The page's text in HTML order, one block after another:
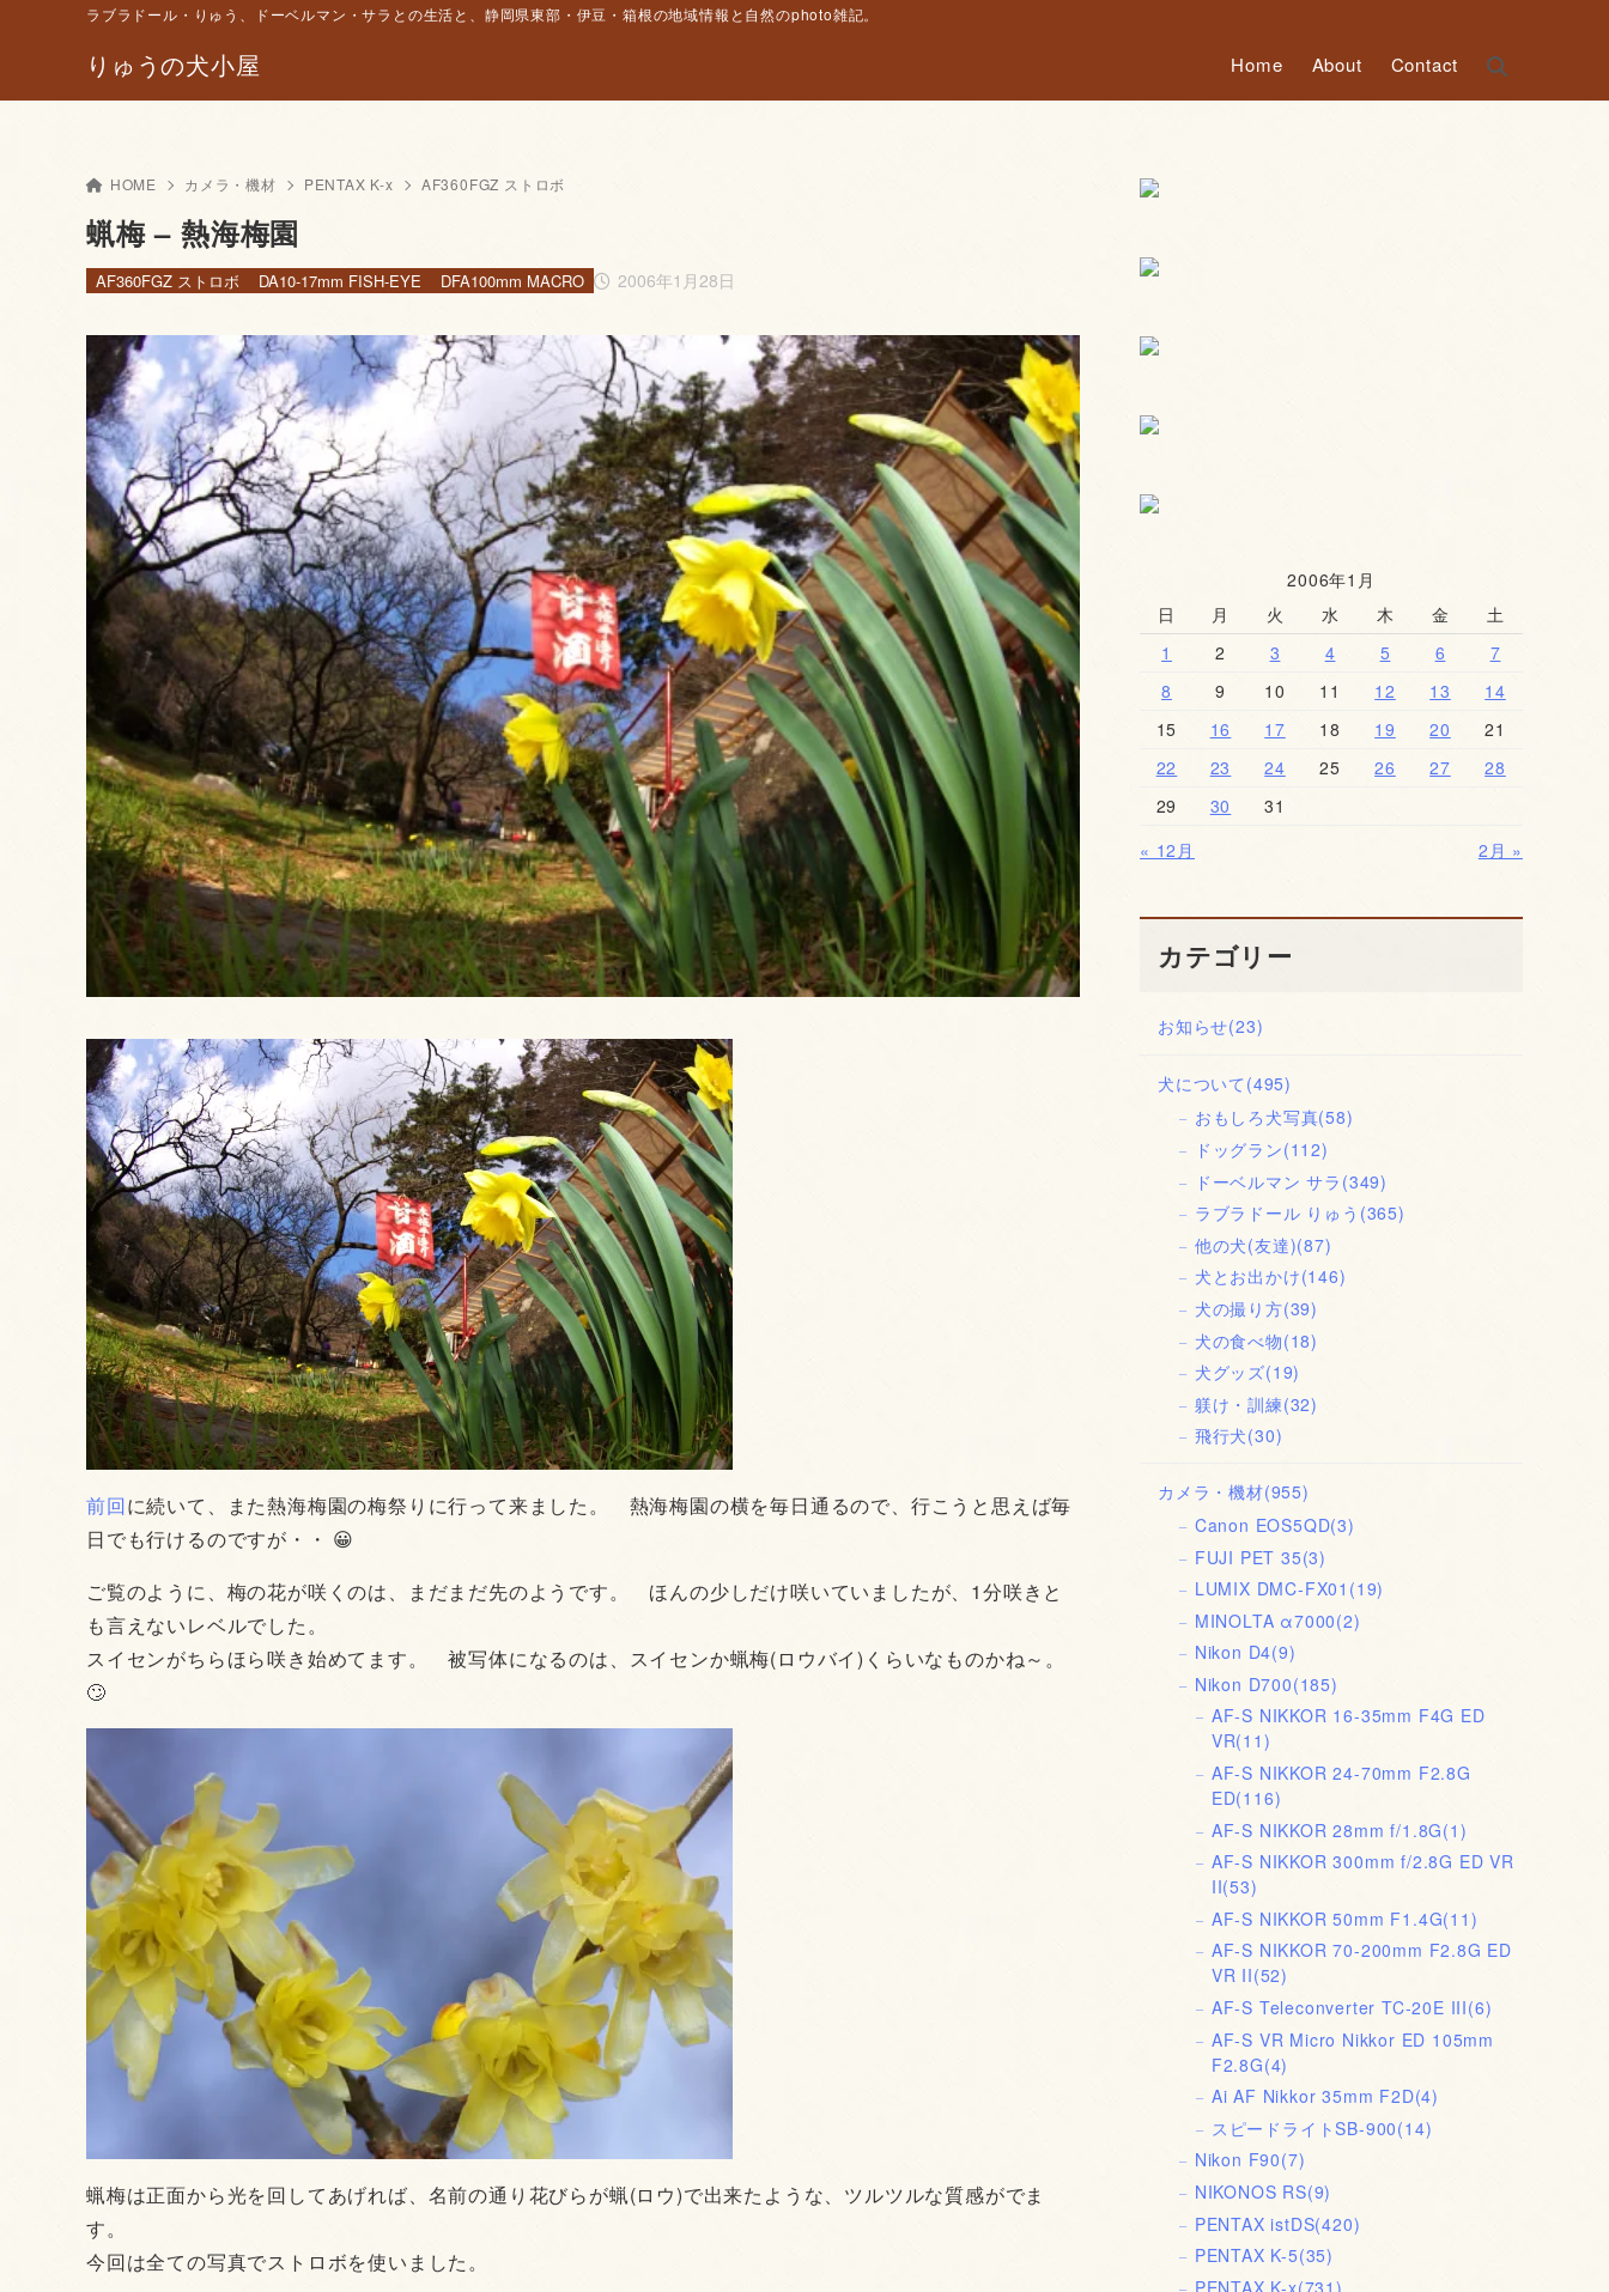
りゅうの犬小屋
ラブラドール・りゅう、ドーベルマン・サラとの生活と、静岡県東部・伊豆・箱根の地域情報と自然のphoto雑記。
Home About Contact
HOME カメラ・機材 PENTAX K-x AF360FGZ ストロボ
蝋梅 – 熱海梅園
2006年1月28日
AF360FGZ ストロボ DA10-17mm FISH-EYE DFA100mm MACRO
前回に続いて、また熱海梅園の梅祭りに行って来ました。 熱海梅園の横を毎日通るので、行こうと思えば毎
日でも行けるのですが・・ 😀
ご覧のように、梅の花が咲くのは、まだまだ先のようです。 ほんの少しだけ咲いていましたが、1分咲きと
も言えないレベルでした。
スイセンがちらほら咲き始めてます。 被写体になるのは、スイセンか蝋梅(ロウバイ)くらいなものかね～。
🙄
蝋梅は正面から光を回してあげれば、名前の通り花びらが蝋(ロウ)で出来たような、ツルツルな質感がでま
す。
今回は全ての写真でストロボを使いました。
2006年1月
日
月 火 水 木 金
土
1
2 3 4 5 6
7
8
9 10 11 12 13
14
15
16 17 18 19 20
21
22
23 24 25 26 27
28
29
30
31
« 12月
2月 »
カテゴリー
お知らせ(23)
犬について (495)
おもしろ犬写真(58)
ドッグラン(112)
ドーベルマン サラ (349)
ラブラドール りゅう (365)
他の犬(友達)(87)
犬とお出かけ(146)
犬の撮り方(39)
犬の食べ物(18)
犬グッズ(19)
躾け・訓練(32)
飛行犬(30)
カメラ・機材(955)
Canon EOS5QD(3)
FUJI PET 35(3)
LUMIX DMC-FX01 (19)
MINOLTA α7000(2)
Nikon D4(9)
Nikon D700(185)
AF-S NIKKOR 16-35mm F4G ED
VR(11)
AF-S NIKKOR 24-70mm F2.8G
ED(116)
AF-S NIKKOR 28mm f/1.8G(1)
AF-S NIKKOR 300mm f/2.8G ED VR
II(53)
AF-S NIKKOR 50mm F1.4G(11)
AF-S NIKKOR 70-200mm F2.8G ED
VR II(52)
AF-S Teleconverter TC-20E III(6)
AF-S VR Micro Nikkor ED 105mm
F2.8G(4)
Ai AF Nikkor 35mm F2D(4)
スピードライトSB-900(14)
Nikon F90(7)
NIKONOS RS(9)
PENTAX istDS(420)
PENTAX K-5(35)
PENTAX K-x(731)